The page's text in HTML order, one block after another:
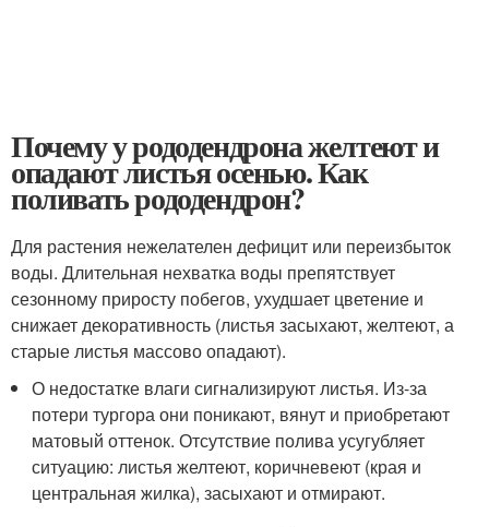
Почему у рододендрона желтеют и
опадают листья осенью. Как
поливать рододендрон?
Для растения нежелателен дефицит или переизбыток
воды. Длительная нехватка воды препятствует
сезонному приросту побегов, ухудшает цветение и
снижает декоративность (листья засыхают, желтеют, а
старые листья массово опадают).
О недостатке влаги сигнализируют листья. Из-за
потери тургора они поникают, вянут и приобретают
матовый оттенок. Отсутствие полива усугубляет
ситуацию: листья желтеют, коричневеют (края и
центральная жилка), засыхают и отмирают.